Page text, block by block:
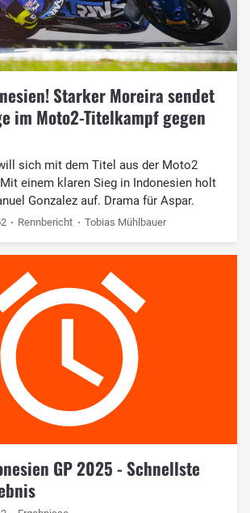
Starker Moreira sendet
im Moto2-Titelkampf gegen
sich mit dem Titel aus der Moto2
einem klaren Sieg in Indonesien holt
Gonzalez auf. Drama für Aspar.
Rennbericht Tobias Mühlbauer
GP 2025 - Schnellste